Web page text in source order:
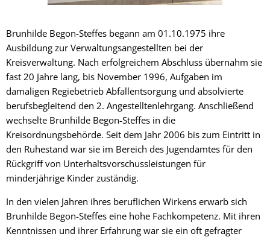
Brunhilde Begon-Steffes begann am 01.10.1975 ihre
Ausbildung zur Verwaltungsangestellten bei der
Kreisverwaltung. Nach erfolgreichem Abschluss übernahm sie
fast 20 Jahre lang, bis November 1996, Aufgaben im
damaligen Regiebetrieb Abfallentsorgung und absolvierte
berufsbegleitend den 2. Angestelltenlehrgang. Anschließend
wechselte Brunhilde Begon-Steffes in die
Kreisordnungsbehörde. Seit dem Jahr 2006 bis zum Eintritt in
den Ruhestand war sie im Bereich des Jugendamtes für den
Rückgriff von Unterhaltsvorschussleistungen für
minderjährige Kinder zuständig.
In den vielen Jahren ihres beruflichen Wirkens erwarb sich
Brunhilde Begon-Steffes eine hohe Fachkompetenz. Mit ihren
Kenntnissen und ihrer Erfahrung war sie ein oft gefragter